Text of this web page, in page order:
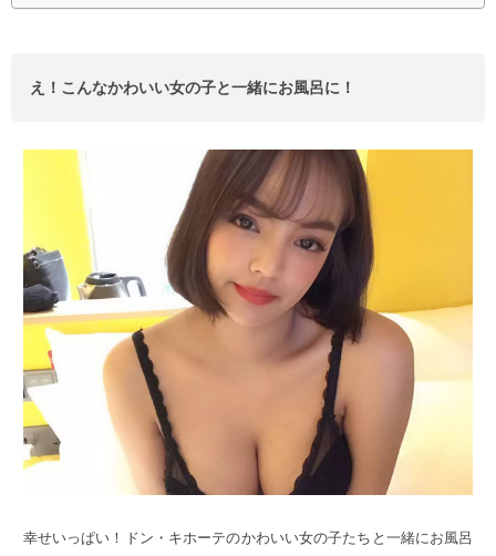
え！こんなかわいい女の子と一緒にお風呂に！
幸せいっぱい！ドン・キホーテのかわいい女の子たちと一緒にお風呂